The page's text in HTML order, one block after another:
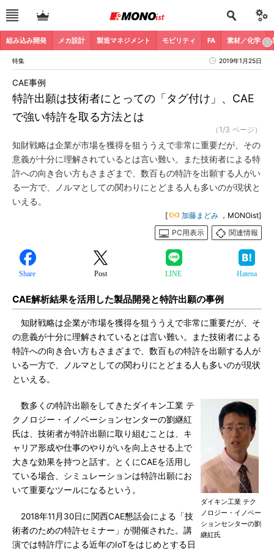
組み込み開発 メカ設計 製造マネジメント モビリティ FA 素材／化学
特集 2019年1月25日
特許出願は技術者にとっての「タグ付け」、CAE
で強い特許を取る方法とは
CAE事例
（1/3 ページ）
知財戦略は企業が市場を獲得を狙ううえで非常に重要だが、その
意義が十分に理解されているとは言い難い。また技術者による特
許への向き合い方もさまざまで、数百もの特許を出願する人がい
る一方で、ノルマとしての関わりにとどまる人も多いのが現状と
いえる。
[ 加藤まどみ ，MONOist]
PC用表示
関連情報
Share Post LINE Hatena
CAE解析結果を活用した製品開発と特許出願の事例
知財戦略は企業が市場を獲得を狙ううえで非常に重要だが、そ
の意義が十分に理解されているとは言い難い。また技術者による
特許への向き合い方もさまざまで、数百もの特許を出願する人が
いる一方で、ノルマとしての関わりにとどまる人も多いのが現状
といえる。
ダイキン工業 テク
ノロジー・イノベー
ションセンターの劉
継紅氏
数多くの特許出願をしてきたダイキン工業 テ
クノロジー・イノベーションセンターの劉継紅
氏は、技術者が特許出願に取り組むことは、キ
ャリア形成や仕事のやりがいを向上させる上で
大きな効果を持つと話す。とくにCAEを活用し
ている場合、シミュレーションは特許出願にお
いて重要なツールになるという。
2018年11月30日に関西CAE懇話会による「技
術者のための特許セミナー」が開催された。講
演では特許庁による近年のIoTをはじめとする日